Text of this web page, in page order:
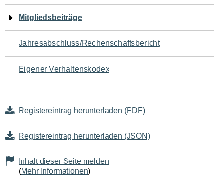
Mitgliedsbeiträge
Jahresabschluss/Rechenschaftsbericht
Eigener Verhaltenskodex
Registereintrag herunterladen (PDF)
Registereintrag herunterladen (JSON)
Inhalt dieser Seite melden
(Mehr Informationen)